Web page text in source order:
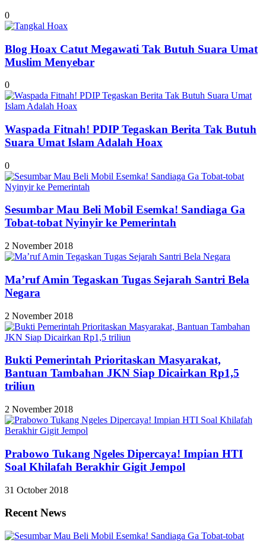
0
Blog Hoax Catut Megawati Tak Butuh Suara Umat
Muslim Menyebar
0
Waspada Fitnah! PDIP Tegaskan Berita Tak Butuh
Suara Umat Islam Adalah Hoax
0
Sesumbar Mau Beli Mobil Esemka! Sandiaga Ga
Tobat-tobat Nyinyir ke Pemerintah
2 November 2018
Ma’ruf Amin Tegaskan Tugas Sejarah Santri Bela
Negara
2 November 2018
Bukti Pemerintah Prioritaskan Masyarakat,
Bantuan Tambahan JKN Siap Dicairkan Rp1,5
triliun
2 November 2018
Prabowo Tukang Ngeles Dipercaya! Impian HTI
Soal Khilafah Berakhir Gigit Jempol
31 October 2018
Recent News